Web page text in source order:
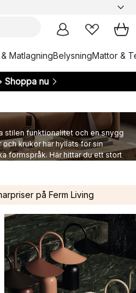
MatlagningBelysningMattor &
Shoppa nu
stilen funktionalitet och en snygg
krukor har hyllats för sin
formspråk. Här hittar du ett stort
på Ferm Living